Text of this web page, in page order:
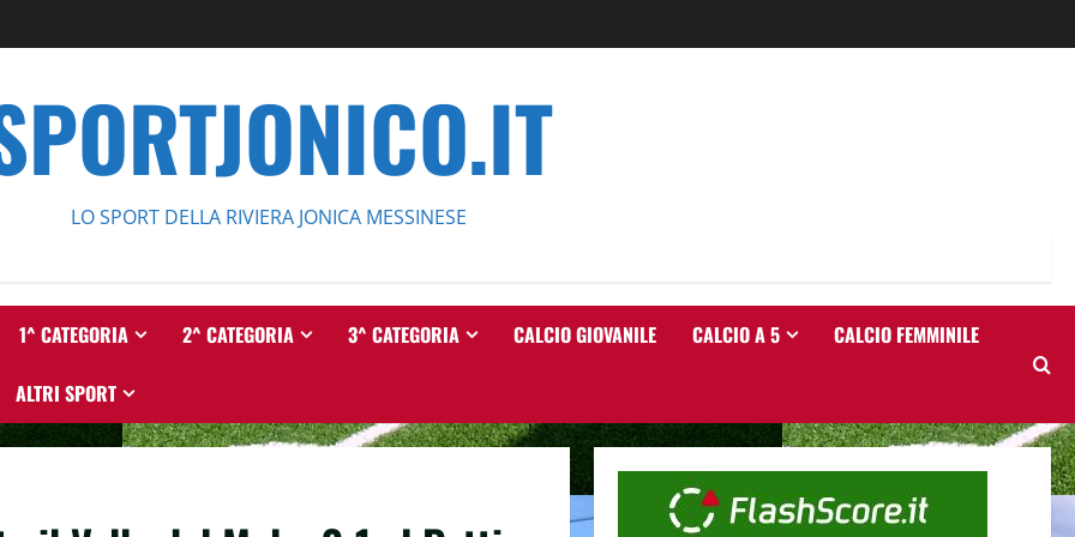
LO SPORT DELLA RIVIERA JONICA MESSINESE
1^ CATEGORIA 2^ CATEGORIA 3^ CATEGORIA CALCIO GIOVANILE CALCIO A 5 CALCIO FEMMINILE
ALTRI SPORT